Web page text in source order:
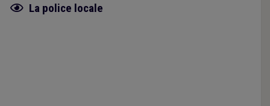
Fiche focus
La police locale